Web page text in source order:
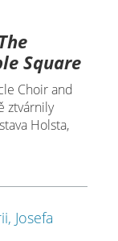
Square
Choir and
ztvárnily
Holsta,